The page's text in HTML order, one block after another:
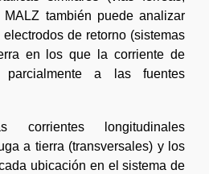
MALZ también puede analizar
de retorno (sistemas
en los que la corriente de
parcialmente a las fuentes
corrientes longitudinales
a tierra (transversales) y los
ubicación en el sistema de